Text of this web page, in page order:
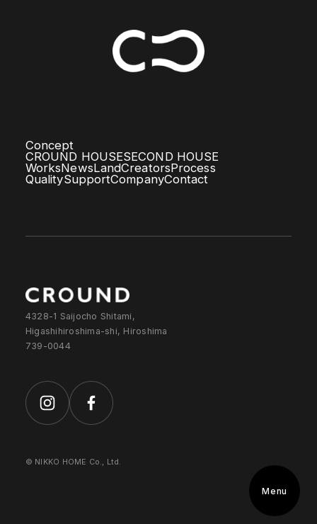
Menu
Concept
CROUND HOUSESECOND HOUSE
WorksNewsLandCreators
Contact
Process
QualitySupportCompany
4328-1 Saijocho Shitami,
Higashihiroshima-shi, Hiroshima
739-0044
© NIKKO HOME Co., Ltd.